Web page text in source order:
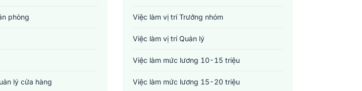
phòng
lý cửa hàng
Việc làm vị trí Trưởng nhóm
Việc làm vị trí Quản lý
Việc làm mức lương 10-15 triệu
Việc làm mức lương 15-20 triệu